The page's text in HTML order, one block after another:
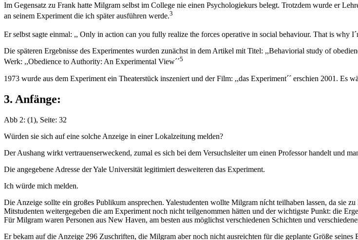
Im Gegensatz zu Frank hatte Milgram selbst im College nie einen Psychologiekurs belegt. Trotzdem wurde er
an seinem Experiment die ich später ausführen werde.3
Er selbst sagte einmal: ,, Only in action can you fully realize the forces operative in social behaviour. That is why
Die späteren Ergebnisse des Experimentes wurden zunächst in dem Artikel mit Titel: ,,Behaviorial study of
Werk: ,,Obedience to Authority: An Experimental View´´5
1973 wurde aus dem Experiment ein Theaterstück inszeniert und der Film: ,,das Experiment´´ erschien 2001. Es
3. Anfänge:
Abb 2: (1), Seite: 32
Würden sie sich auf eine solche Anzeige in einer Lokalzeitung melden?
Der Aushang wirkt vertrauenserweckend, zumal es sich bei dem Versuchsleiter um einen Professor handelt und
Die angegebene Adresse der Yale Universität legitimiert desweiteren das Experiment.
Ich würde mich melden.
Die Anzeige sollte ein großes Publikum ansprechen. Yalestudenten wollte Milgram nícht teilhaben lassen, da sie
Mitstudenten weitergegeben die am Experiment noch nicht teilgenommen hätten und der wichtigste Punkt: die
Für Milgram waren Personen aus New Haven, am besten aus möglichst verschiedenen Schichten und
Er bekam auf die Anzeige 296 Zuschriften, die Milgram aber noch nicht ausreichten für die geplante Größe